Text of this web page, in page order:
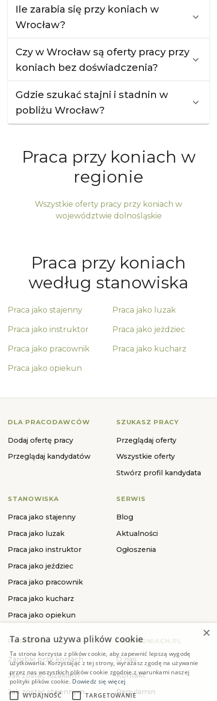
Ile zarabia się przy koniach w
Wrocław?
Czy w Wrocław są oferty pracy przy
koniach bez doświadczenia?
Gdzie szukać stajni i stadnin w
pobliżu Wrocław?
Praca przy koniach w
regionie
Wszystkie oferty pracy przy koniach w
województwie dolnośląskie
Praca przy koniach
według stanowiska
Praca jako stajenny Praca jako luzak
Praca jako instruktor Praca jako jeździec
Praca jako pracownik Praca jako kucharz
Praca jako opiekun
DLA PRACODAWCÓW
Dodaj ofertę pracy
Przeglądaj kandydatów
SZUKASZ PRACY
Przeglądaj oferty
Wszystkie oferty
Stwórz profil kandydata
STANOWISKA
Praca jako stajenny
Praca jako luzak
Praca jako instruktor
Praca jako jeździec
Praca jako pracownik
Praca jako kucharz
Praca jako opiekun
SERWIS
Blog
Aktualności
Ogłoszenia
PORADNIKI
Zarobki przy koniach
Jak zostać luzakiem
Jak zostać stajennym
PRZYKONIACH.PL
O nas
Kontakt
Regulamin
×
Ta strona używa plików cookie
Ta strona korzysta z plików cookie, aby zapewnić lepszą wygodę
użytkowania. Korzystając z tej strony, wyrażasz zgodę na używanie
przez nas wszystkich plików cookie zgodnie z warunkami naszej
polityki plików cookie. Dowiedz się więcej
WYDAJNOŚĆ
TARGETOWANIE